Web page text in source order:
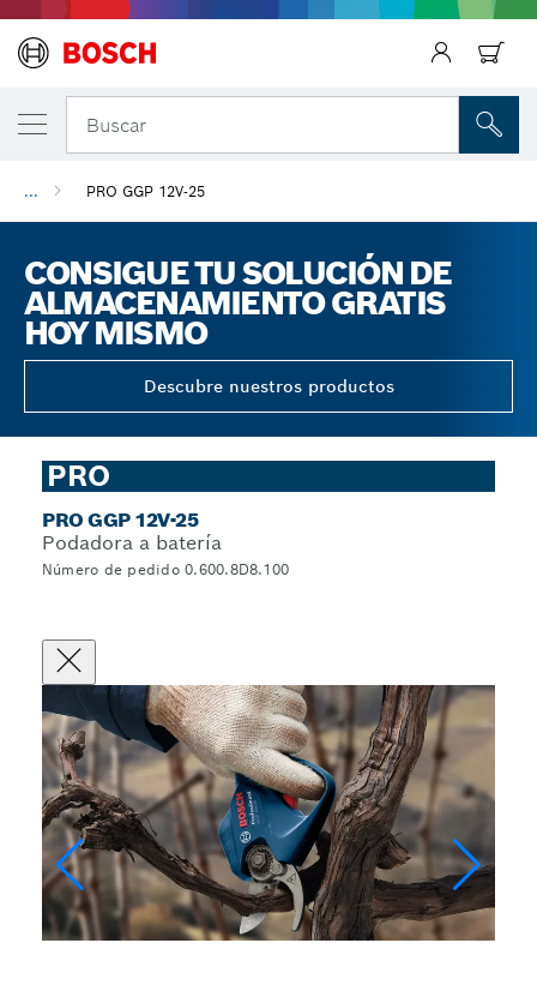
Buscar
... PRO GGP 12V-25
CONSIGUE TU SOLUCIÓN DE
ALMACENAMIENTO GRATIS
HOY MISMO
Descubre nuestros productos
PRO
PRO GGP 12V-25
Podadora a batería
Número de pedido 0.600.8D8.100